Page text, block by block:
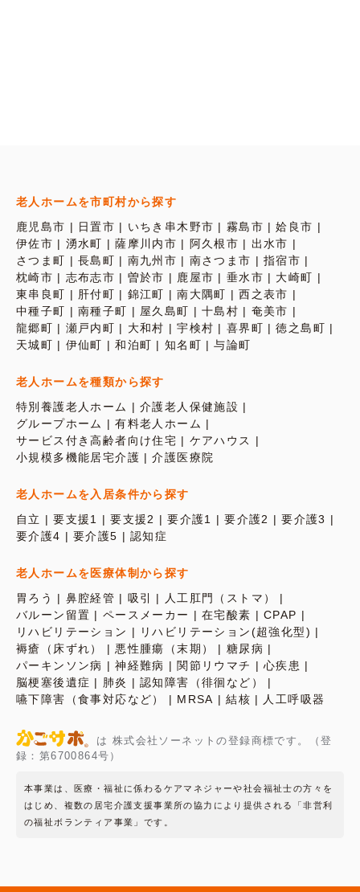
老人ホームを市町村から探す
鹿児島市
日置市 いちき串木野市 霧島市
姶良市
伊佐市
湧水町 薩摩川内市 阿久根市
出水市
さつま町
長島町 南九州市 南さつま市
指宿市
枕崎市
志布志市 曽於市 鹿屋市 垂水市
大崎町
東串良町
肝付町 錦江町 南大隅町
西之表市
中種子町
南種子町 屋久島町 十島村
奄美市
龍郷町
瀬戸内町 大和村 宇検村 喜界町
徳之島町
天城町
伊仙町 和泊町 知名町 与論町
老人ホームを種類から探す
特別養護老人ホーム
介護老人保健施設
グループホーム
有料老人ホーム
サービス付き高齢者向け住宅
ケアハウス
小規模多機能居宅介護
介護医療院
老人ホームを入居条件から探す
自立
要支援1 要支援2 要介護1 要介護2
要介護3
要介護4
要介護5 認知症
老人ホームを医療体制から探す
胃ろう
鼻腔経管 吸引
人工肛門（ストマ）
バルーン留置
ペースメーカー 在宅酸素
CPAP
リハビリテーション
リハビリテーション(超強化型)
褥瘡（床ずれ）
悪性腫瘍（末期）
糖尿病
パーキンソン病
神経難病 関節リウマチ
心疾患
脳梗塞後遺症
肺炎
認知障害（徘徊など）
嚥下障害（食事対応など）
MRSA 結核 人工呼吸器
は 株式会社ソーネットの登録商標です。（登
録：第6700864号）
本事業は、医療・福祉に係わるケアマネジャーや社会福祉士の方々を
はじめ、複数の居宅介護支援事業所の協力により提供される「非営利
の福祉ボランティア事業」です。